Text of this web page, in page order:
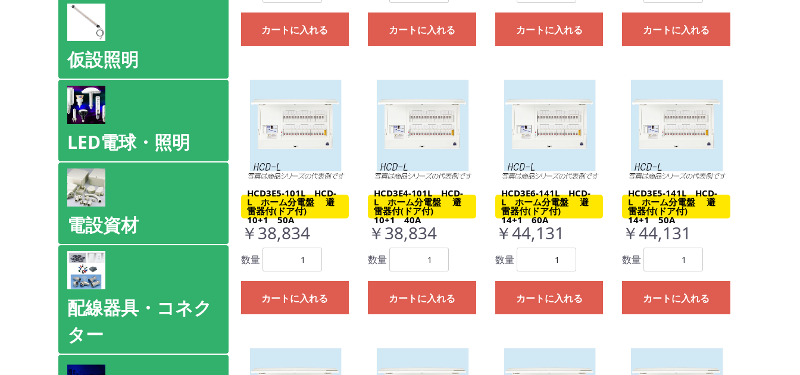
仮設照明
LED電球・照明
電設資材
配線器具・コネク
ター
カートに入れる カートに入れる カートに入れる カートに入れる
HCD3E5-101L HCD-
L ホーム分電盤 避
雷器付(ドア付)
10+1 50A
￥38,834
数量
カートに入れる
HCD3E4-101L HCD-
L ホーム分電盤 避
雷器付(ドア付)
10+1 40A
￥38,834
数量
カートに入れる
HCD3E6-141L HCD-
L ホーム分電盤 避
雷器付(ドア付)
14+1 60A
￥44,131
数量
カートに入れる
HCD3E5-141L HCD-
L ホーム分電盤 避
雷器付(ドア付)
14+1 50A
￥44,131
数量
カートに入れる